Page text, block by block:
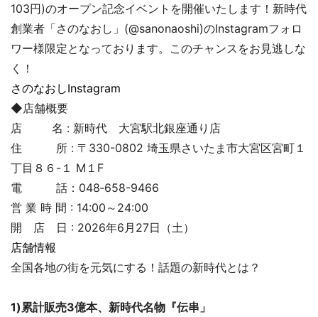
103円)のオープン記念イベントを開催いたします！新時代
創業者「さのなおし」(@sanonaoshi)のInstagramフォロ
ワー様限定となっております。このチャンスをお見逃しな
く！
さのなおしInstagram
◆店舗概要
店 名 : 新時代 大宮駅北銀座通り店
住 所 : 〒330-0802 埼玉県さいたま市大宮区宮町１
丁目８６-１ M１F
電 話：048‐658-9466
営 業 時 間 : 14:00～24:00
開 店 日 : 2026年6月27日（土）
店舗情報
全国各地の街を元気にする！話題の新時代とは？
1)累計販売3億本、新時代名物『伝串」